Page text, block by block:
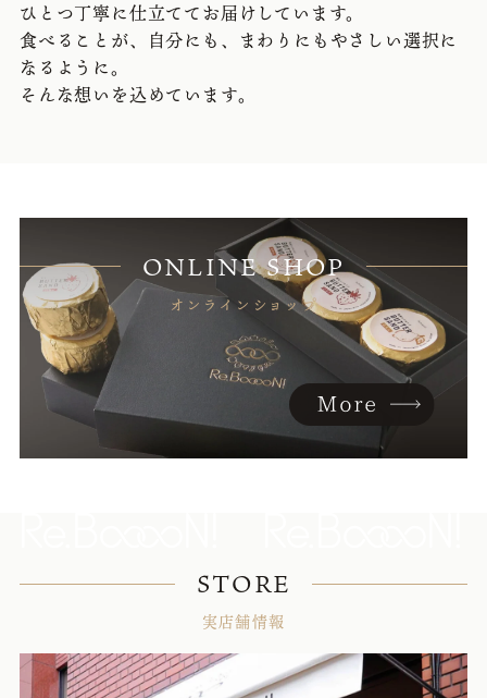
ひとつ丁寧に仕立ててお届けしています。
食べることが、自分にも、まわりにもやさしい選択に
なるように。
そんな想いを込めています。
ONLINE SHOP
オンラインショップ
STORE
実店舗情報